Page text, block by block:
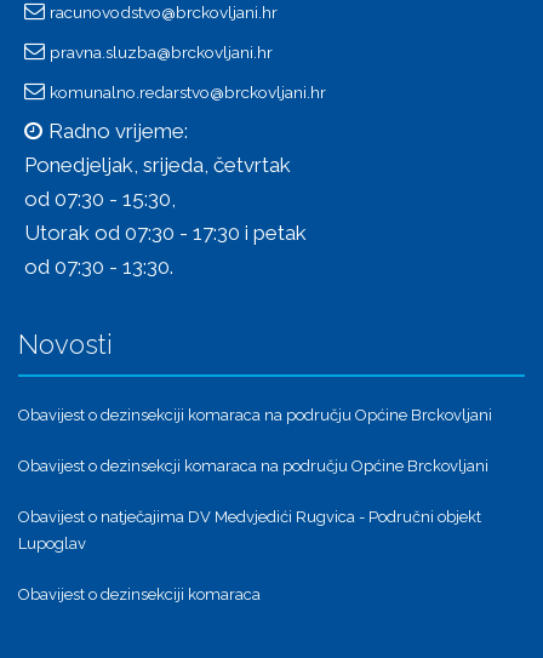
racunovodstvo@brckovljani.hr
pravna.sluzba@brckovljani.hr
komunalno.redarstvo@brckovljani.hr
Radno vrijeme:
Ponedjeljak, srijeda, četvrtak
od 07:30 - 15:30,
Utorak od 07:30 - 17:30 i petak
od 07:30 - 13:30.
Novosti
Obavijest o dezinsekciji komaraca na području Općine Brckovljani
Obavijest o dezinsekcji komaraca na području Općine Brckovljani
Obavijest o natječajima DV Medvjedići Rugvica - Područni objekt
Lupoglav
Obavijest o dezinsekciji komaraca